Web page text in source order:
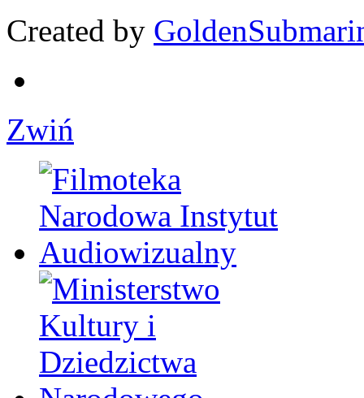
Created by
Zwiń